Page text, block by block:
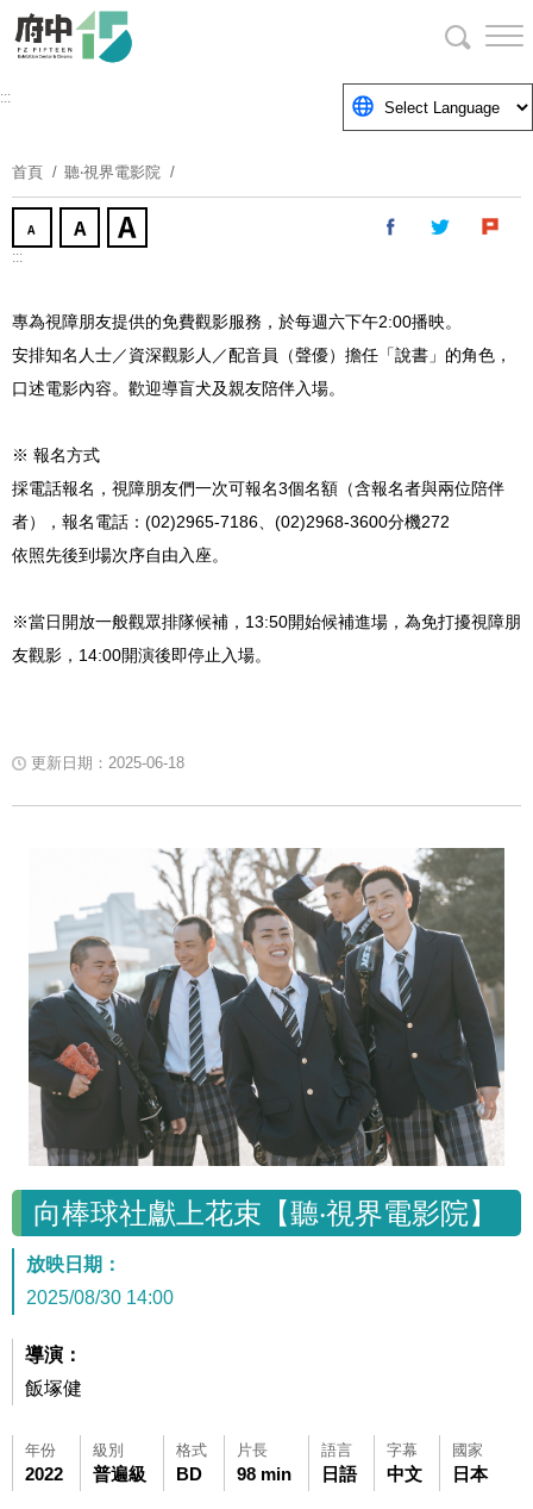
要
塊
:::
首頁 聽‧視界電影院
:::
專為視障朋友提供的免費觀影服務，於每週六下午2:00播映。
安排知名人士／資深觀影人／配音員（聲優）擔任「說書」的角色，
口述電影內容。歡迎導盲犬及親友陪伴入場。
※ 報名方式
採電話報名，視障朋友們一次可報名3個名額（含報名者與兩位陪伴
者），報名電話： (02)2965-7186 (02)2968-3600分機272
依照先後到場次序自由入座。
※當日開放一般觀眾排隊候補， 13:50開始候補進場，為免打擾視障朋
友觀影， 14:00開演後即停止入場。
更新日期：2025-06-18
向棒球社獻上花束【聽‧視界電影院】
放映日期：
2025/08/30 14:00
導演：
飯塚健
年份
2022
級別
普遍級
格式
BD
片長
98 min
語言
日語
字幕
中文
國家
日本